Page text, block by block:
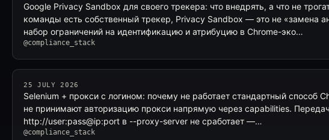
Google Privacy Sandbox для своего трекера: что внедрять, а что не
команды есть собственный трекер, Privacy Sandbox — это не «замена
набор ограничений на идентификацию и атрибуцию в Chrome-эко…
@compliance_stack
25 JULY 2026
Selenium + прокси с логином: почему не работает стандартный способ
не принимают авторизацию прокси напрямую через capabilities.
http://user:pass@ip:port в --proxy-server не сработает —…
@compliance_stack